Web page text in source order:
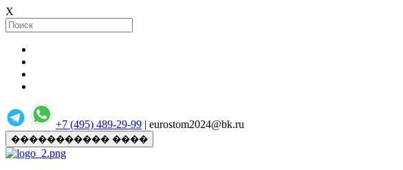
X
+7 (495) 489-29-99 | eurostom2024@bk.ru
����������� ����